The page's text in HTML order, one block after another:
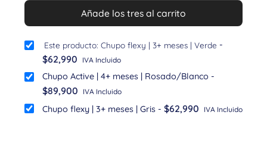
Añade los tres al carrito
Este producto: Chupo flexy | 3+ meses | Verde -
$62,990 IVA Incluido
Chupo Active | 4+ meses | Rosado/Blanco -
$89,900 IVA Incluido
Chupo flexy | 3+ meses | Gris - $62,990 IVA Incluido